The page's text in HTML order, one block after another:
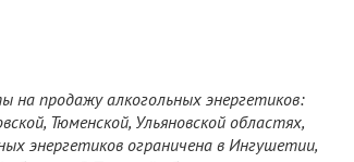
на продажу алкогольных энергетиков:
Тюменской, Ульяновской областях,
энергетиков ограничена в Ингушетии,